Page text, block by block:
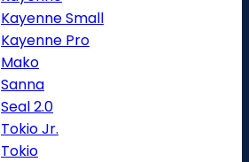
Kayenne Small
Kayenne Pro
Mako
Sanna
Seal 2.0
Tokio Jr.
Tokio